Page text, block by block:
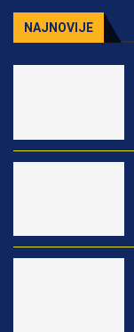
NAJNOVIJE